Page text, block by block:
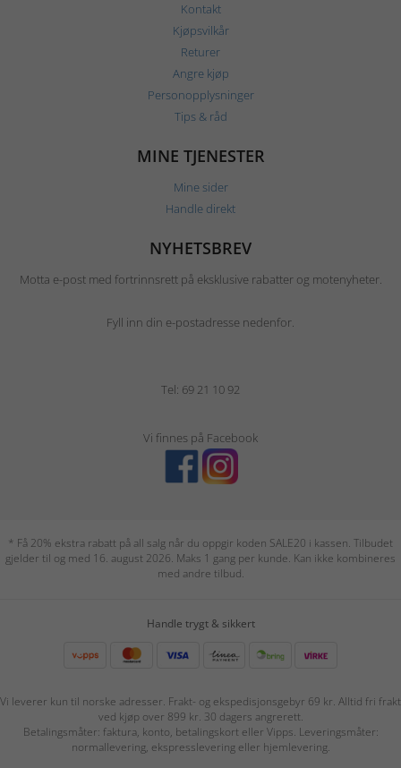
Kontakt
Kjøpsvilkår
Returer
Angre kjøp
Personopplysninger
Tips & råd
MINE TJENESTER
Mine sider
Handle direkt
NYHETSBREV
Motta e-post med fortrinnsrett på eksklusive rabatter og motenyheter.
Fyll inn din e-postadresse nedenfor.
Tel: 69 21 10 92
Vi finnes på Facebook
* Få 20% ekstra rabatt på all salg når du oppgir koden SALE20 i kassen. Tilbudet
gjelder til og med 16. august 2026. Maks 1 gang per kunde. Kan ikke kombineres
med andre tilbud.
Handle trygt & sikkert
Vi leverer kun til norske adresser. Frakt- og ekspedisjonsgebyr 69 kr. Alltid fri frakt
ved kjøp over 899 kr. 30 dagers angrerett.
Betalingsmåter: faktura, konto, betalingskort eller Vipps. Leveringsmåter:
normallevering, ekspresslevering eller hjemlevering.